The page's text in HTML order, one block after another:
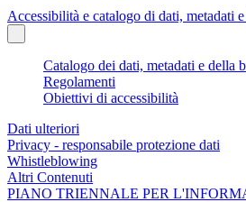
Accessibilità e catalogo di dati, metadati
Catalogo dei dati, metadati e della
Regolamenti
Obiettivi di accessibilità
Dati ulteriori
Privacy - responsabile protezione dati
Whistleblowing
Altri Contenuti
PIANO TRIENNALE PER